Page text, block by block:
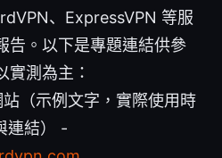
、ExpressVPN 等服
告。以下是專題連結供參
實測為主：
（示例文字，實際使用時
連結） -